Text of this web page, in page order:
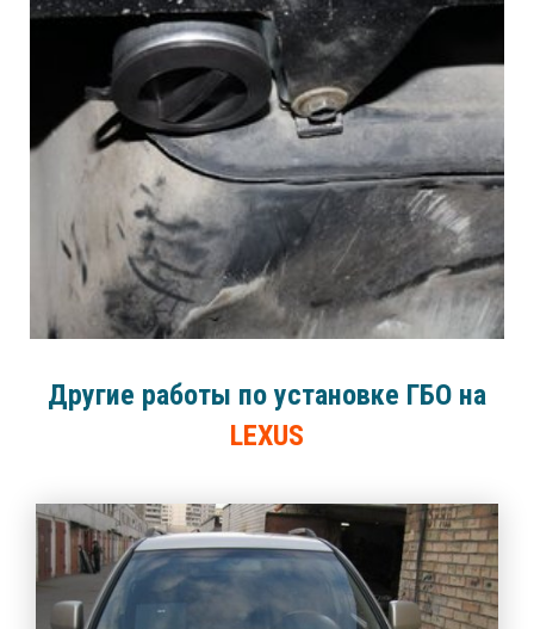
Другие работы по установке ГБО на
LEXUS